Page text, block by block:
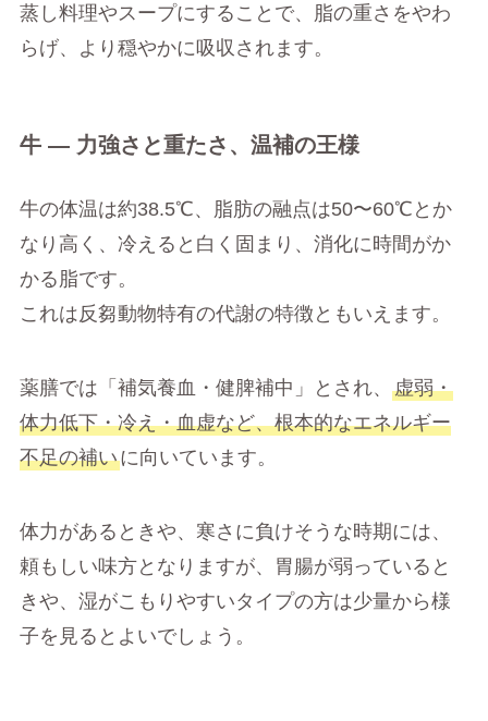
蒸し料理やスープにすることで、脂の重さをやわ
らげ、より穏やかに吸収されます。
牛 ― 力強さと重たさ、温補の王様
牛の体温は約38.5℃、脂肪の融点は50〜60℃とか
なり高く、冷えると白く固まり、消化に時間がか
かる脂です。
これは反芻動物特有の代謝の特徴ともいえます。
薬膳では「補気養血・健脾補中」とされ、 虚弱・
体力低下・冷え・血虚など、根本的なエネルギー
不足の補いに向いています。
体力があるときや、寒さに負けそうな時期には、
頼もしい味方となりますが、胃腸が弱っていると
きや、湿がこもりやすいタイプの方は少量から様
子を見るとよいでしょう。